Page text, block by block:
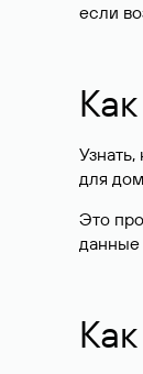
если
для
Это
данные